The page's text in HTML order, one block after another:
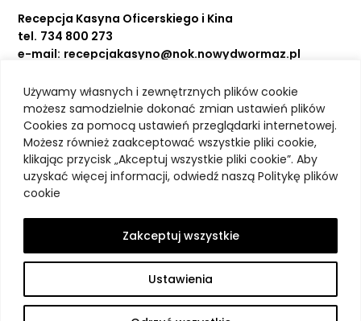
Używamy własnych i zewnętrznych plików cookie
możesz samodzielnie dokonać zmian ustawień plików
Cookies za pomocą ustawień przeglądarki internetowej.
Możesz również zaakceptować wszystkie pliki cookie,
klikając przycisk „Akceptuj wszystkie pliki cookie”. Aby
uzyskać więcej informacji, odwiedź naszą Politykę plików
cookie
Ustawienia
Zakceptuj wszystkie
Recepcja Kasyna Oficerskiego i Kina
tel. 734 800 273
e-mail: recepcjakasyno@nok.nowydwormaz.pl
Aktualności
Kasyno Oficerskie
Kino
Bilety
Zajęcia stałe
Polityka prywatności
Deklaracja dostępności